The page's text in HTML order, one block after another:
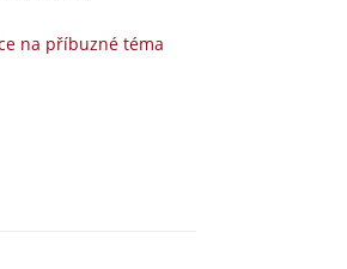
na příbuzné téma